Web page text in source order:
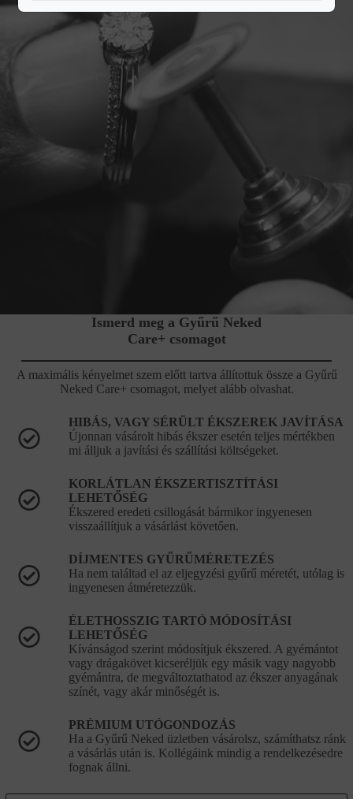
Ismerd meg a Gyűrű Neked
Care+ csomagot
A maximális kényelmet szem előtt tartva állítottuk össze a Gyűrű
Neked Care+ csomagot, melyet alább olvashat.
HIBÁS, VAGY SÉRÜLT ÉKSZEREK JAVÍTÁSA
Újonnan vásárolt hibás ékszer esetén teljes mértékben
mi álljuk a javítási és szállítási költségeket.
KORLÁTLAN ÉKSZERTISZTÍTÁSI
LEHETŐSÉG
Ékszered eredeti csillogását bármikor ingyenesen
visszaállítjuk a vásárlást követően.
DÍJMENTES GYŰRŰMÉRETEZÉS
Ha nem találtad el az eljegyzési gyűrű méretét, utólag is
ingyenesen átméretezzük.
ÉLETHOSSZIG TARTÓ MÓDOSÍTÁSI
LEHETŐSÉG
Kívánságod szerint módosítjuk ékszered. A gyémántot
vagy drágakövet kicseréljük egy másik vagy nagyobb
gyémántra, de megváltoztathatod az ékszer anyagának
színét, vagy akár minőségét is.
PRÉMIUM UTÓGONDOZÁS
Ha a Gyűrű Neked üzletben vásárolsz, számíthatsz ránk
a vásárlás után is. Kollégáink mindig a rendelkezésedre
fognak állni.